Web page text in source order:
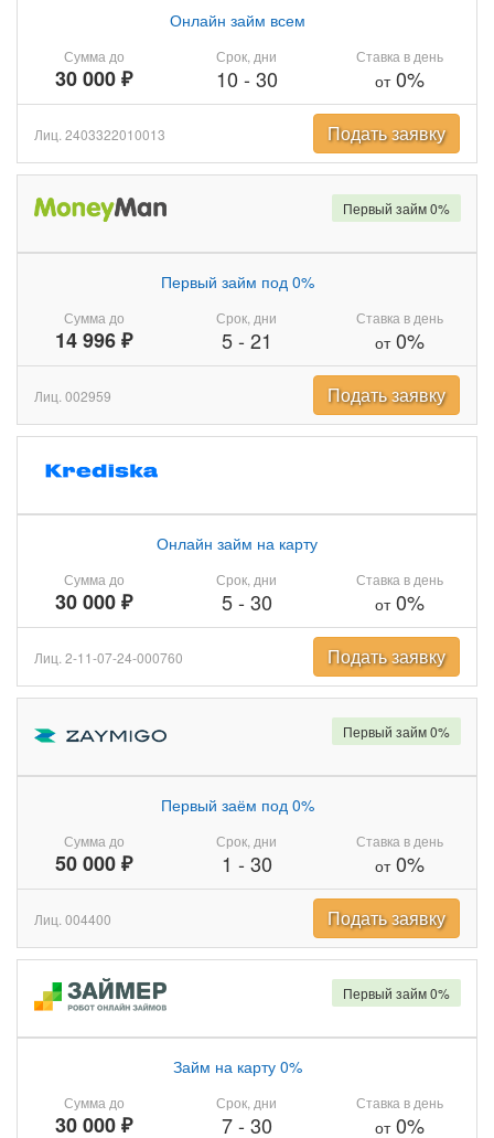
Сумма до
30 000 ₽
Онлайн займ всем
Срок, дни
10 - 30
Ставка в день
от0%
Лиц. 2403322010013 Подать заявку
Сумма до
14 996 ₽
Первый займ под 0%
Срок, дни
5- 21
Ставка в день
от0%
Первый займ 0%
Лиц. 002959 Подать заявку
Сумма до
30 000 ₽
Онлайн займ на карту
Срок, дни
5- 30
Ставка в день
от0%
Лиц. 2-11-07-24-000760 Подать заявку
Сумма до
50 000 ₽
Первый заём под 0%
Срок, дни
1 - 30
Ставка в день
от0%
Первый займ 0%
Лиц. 004400 Подать заявку
Сумма до
30 000 ₽
Займ на карту 0%
Срок, дни
7- 30
Ставка в день
от0%
Первый займ 0%